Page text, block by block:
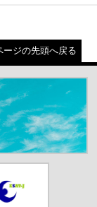
ージの先頭へ戻る
キングテ